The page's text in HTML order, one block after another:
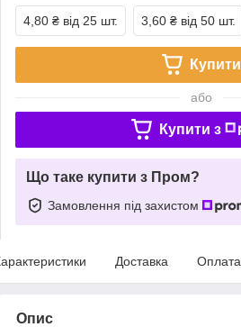
4,80 ₴ від 25 шт. 3,60 ₴ від 50 шт.
Купити
або
Купити з
Що таке купити з Пром?
Замовлення під захистом
Доставка Оплата
Опис